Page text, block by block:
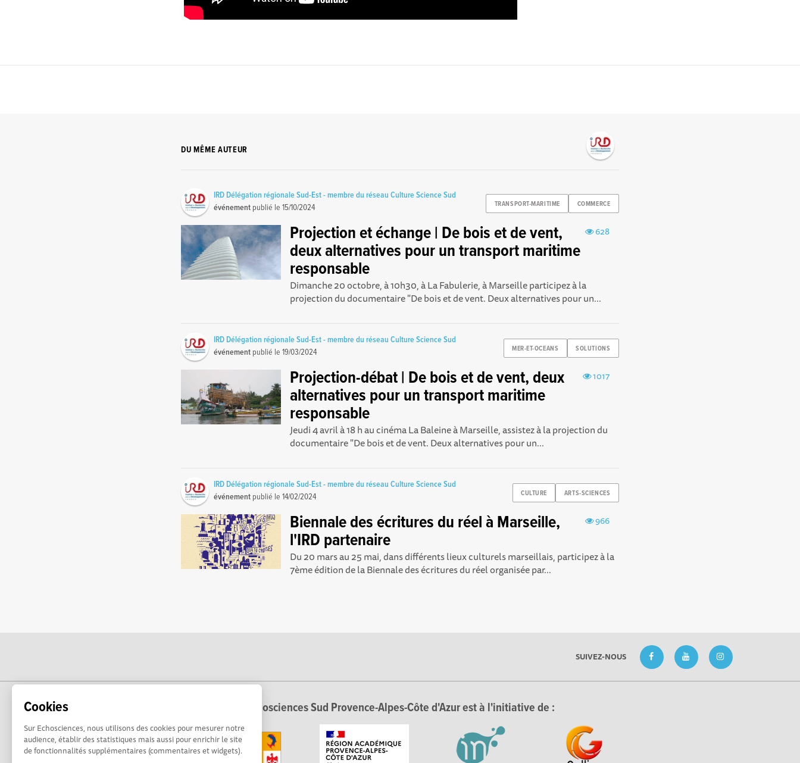
Cookies
Sur Echosciences, nous utilisons des cookies pour mesurer notre
audience, établir des statistiques mais aussi pour enrichir le site
de fonctionnalités supplémentaires (commentaires et widgets).
DU MÊME AUTEUR
TRANSPORT-MARITIME COMMERCE
IRD Délégation régionale Sud-Est - membre du réseau Culture Science Sud
événement publié le15/10/2024
628
Projection et échange | De bois et de vent,
deux alternatives pour un transport maritime
responsable
Dimanche 20 octobre, à 10h30, à La Fabulerie, à Marseille participez à la
projection du documentaire "De bois et de vent. Deux alternatives pour un...
MER-ET-OCEANS SOLUTIONS
IRD Délégation régionale Sud-Est - membre du réseau Culture Science Sud
événement publié le19/03/2024
1017
Projection-débat | De bois et de vent, deux
alternatives pour un transport maritime
responsable
Jeudi 4 avril à 18 h au cinéma La Baleine à Marseille, assistez à la projection du
documentaire "De bois et de vent. Deux alternatives pour un...
CULTURE ARTS-SCIENCES
IRD Délégation régionale Sud-Est - membre du réseau Culture Science Sud
événement publié le14/02/2024
966
Biennale des écritures du réel à Marseille,
l'IRD partenaire
Du 20 mars au 25 mai, dans différents lieux culturels marseillais, participez à la
7ème édition de la Biennale des écritures du réel organisée par...
SUIVEZ-NOUS
Echosciences Sud Provence-Alpes-Côte d'Azur est à l'initiative de :